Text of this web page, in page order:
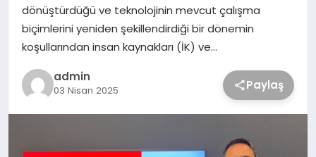
dönüştürdüğü ve teknolojinin mevcut çalışma
biçimlerini yeniden şekillendirdiği bir dönemin
koşullarından insan kaynakları (İK) ve…
admin
03 Nisan 2025 Paylaş